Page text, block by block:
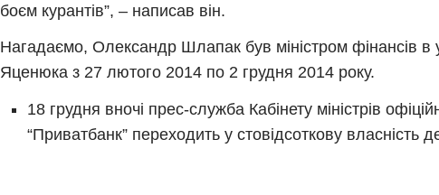
боєм курантів”, – написав він.
Нагадаємо, Олександр Шлапак був міністром фінансів в
Яценюка з 27 лютого 2014 по 2 грудня 2014 року.
18 грудня вночі прес-служба Кабінету міністрів
“Приватбанк” переходить у стовідсоткову власність